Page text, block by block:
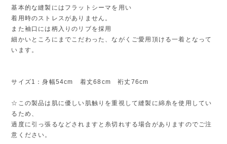
基本的な縫製にはフラットシーマを用い
着用時のストレスがありません。
また袖口には柄入りのリブを採用
細かいところにまでこだわった、ながくご愛用頂ける一着となって
います。
サイズ1：身幅54cm 着丈68cm 裄丈76cm
☆この製品は肌に優しい肌触りを重視して縫製に綿糸を使用してい
るため、
過度に引っ張るなどされますと糸切れする場合がありますのでご注
意ください。